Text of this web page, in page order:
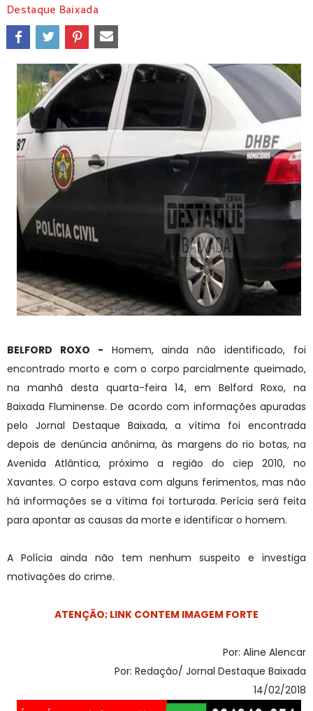
Destaque Baixada
BELFORD ROXO - Homem, ainda não identificado, foi
encontrado morto e com o corpo parcialmente queimado,
na manhã desta quarta-feira 14, em Belford Roxo, na
Baixada Fluminense. De acordo com informações apuradas
pelo Jornal Destaque Baixada, a vítima foi encontrada
depois de denúncia anônima, às margens do rio botas, na
Avenida Atlântica, próximo a região do ciep 2010, no
Xavantes. O corpo estava com alguns ferimentos, mas não
há informações se a vítima foi torturada. Perícia será feita
para apontar as causas da morte e identificar o homem.
A Polícia ainda não tem nenhum suspeito e investiga
motivações do crime.
ATENÇÃO; LINK CONTEM IMAGEM FORTE
Por: Aline Alencar
Por: Redação/ Jornal Destaque Baixada
14/02/2018